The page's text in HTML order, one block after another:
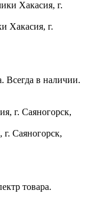
Хакасия, г.
Всегда в наличии.
Саяногорск,
товара.